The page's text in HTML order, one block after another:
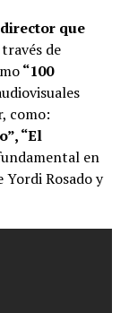
que
de
“100
como:
“El
en
Rosado y